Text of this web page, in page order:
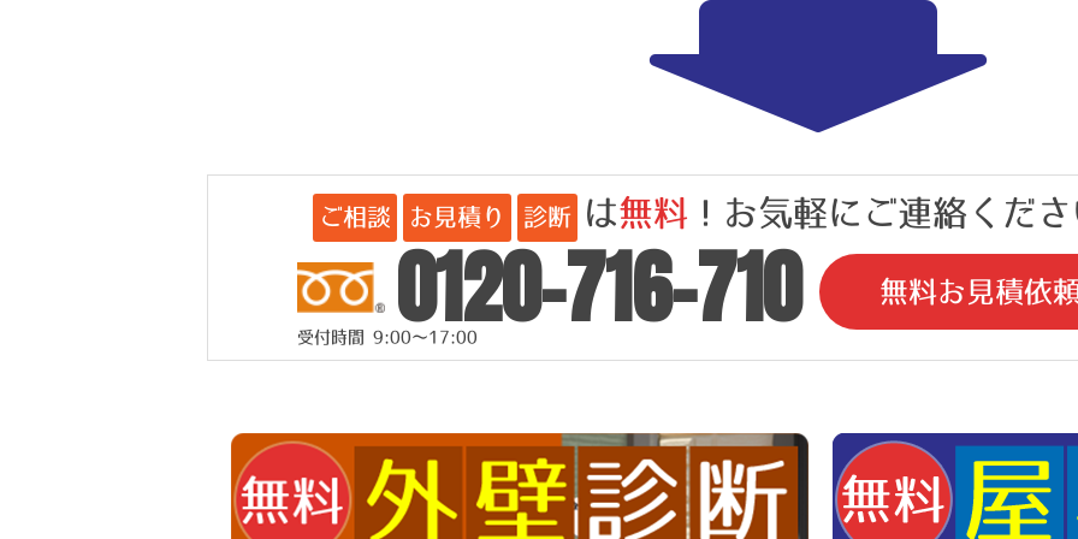
ご相談 お見積り 診断 は無料 ！お気軽にご連絡くだ
0120-716-710
受付時間 9:00～17:00
無料お見積依